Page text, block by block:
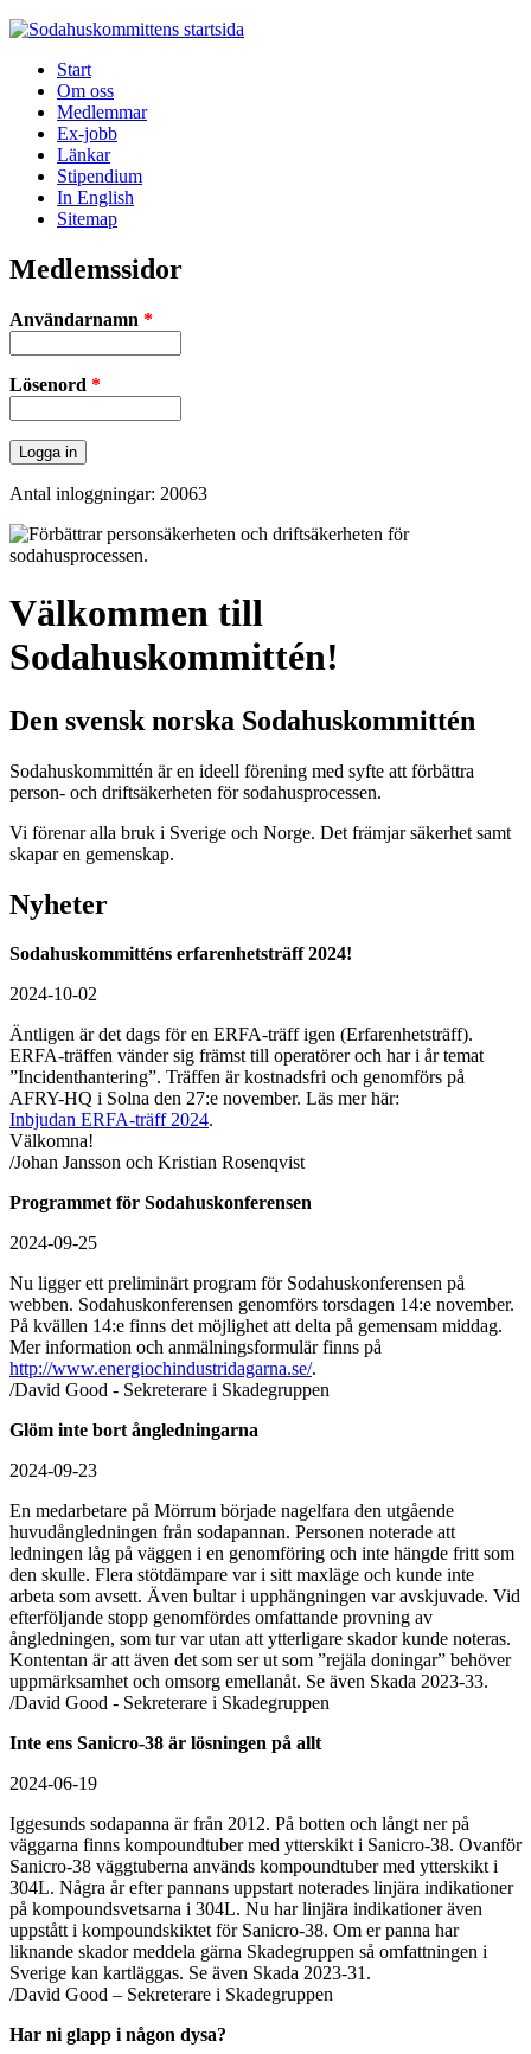
Jump to navigation
Start
Om oss
Medlemmar
Ex-jobb
Länkar
Stipendium
In English
Sitemap
Medlemssidor
Användarnamn *
Lösenord *
Antal inloggningar: 20063
Välkommen till
Sodahuskommittén!
Den svensk norska Sodahuskommittén
Sodahuskommittén är en ideell förening med syfte att förbättra
person- och driftsäkerheten för sodahusprocessen.
Vi förenar alla bruk i Sverige och Norge. Det främjar säkerhet samt
skapar en gemenskap.
Nyheter
Sodahuskommitténs erfarenhetsträff 2024!
2024-10-02
Äntligen är det dags för en ERFA-träff igen (Erfarenhetsträff).
ERFA-träffen vänder sig främst till operatörer och har i år temat
”Incidenthantering”. Träffen är kostnadsfri och genomförs på
AFRY-HQ i Solna den 27:e november. Läs mer här:
Inbjudan ERFA-träff 2024.
Välkomna!
/Johan Jansson och Kristian Rosenqvist
Programmet för Sodahuskonferensen
2024-09-25
Nu ligger ett preliminärt program för Sodahuskonferensen på
webben. Sodahuskonferensen genomförs torsdagen 14:e november.
På kvällen 14:e finns det möjlighet att delta på gemensam middag.
Mer information och anmälningsformulär finns på
http://www.energiochindustridagarna.se/.
/David Good - Sekreterare i Skadegruppen
Glöm inte bort ångledningarna
2024-09-23
En medarbetare på Mörrum började nagelfara den utgående
huvudångledningen från sodapannan. Personen noterade att
ledningen låg på väggen i en genomföring och inte hängde fritt som
den skulle. Flera stötdämpare var i sitt maxläge och kunde inte
arbeta som avsett. Även bultar i upphängningen var avskjuvade. Vid
efterföljande stopp genomfördes omfattande provning av
ångledningen, som tur var utan att ytterligare skador kunde noteras.
Kontentan är att även det som ser ut som ”rejäla doningar” behöver
uppmärksamhet och omsorg emellanåt. Se även Skada 2023-33.
/David Good - Sekreterare i Skadegruppen
Inte ens Sanicro-38 är lösningen på allt
2024-06-19
Iggesunds sodapanna är från 2012. På botten och långt ner på
väggarna finns kompoundtuber med ytterskikt i Sanicro-38. Ovanför
Sanicro-38 väggtuberna används kompoundtuber med ytterskikt i
304L. Några år efter pannans uppstart noterades linjära indikationer
på kompoundsvetsarna i 304L. Nu har linjära indikationer även
uppstått i kompoundskiktet för Sanicro-38. Om er panna har
liknande skador meddela gärna Skadegruppen så omfattningen i
Sverige kan kartläggas. Se även Skada 2023-31.
/David Good – Sekreterare i Skadegruppen
Har ni glapp i någon dysa?